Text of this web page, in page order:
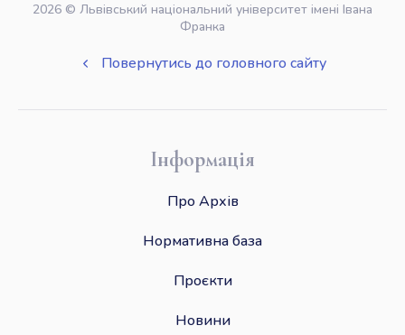
2026 © Львівський національний університет імені Івана
Франка
Повернутись до головного сайту
Інформація
Про Архів
Нормативна база
Проєкти
Новини